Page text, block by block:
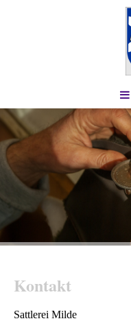
Kontakt
Sattlerei Milde